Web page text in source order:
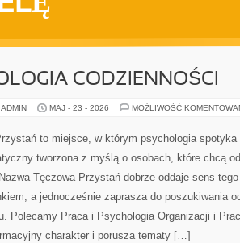
CODZIENNOŚCI
MAJ - 23 - 2026 MOŻLIWOŚĆ
to miejsce, w którym psychologia
tworzona z myślą o osobach, które chcą
Tęczowa Przystań dobrze oddaje sens
a jednocześnie zaprasza do poszukiwania
Polecamy Praca i Psychologia Organizacji i
charakter i porusza tematy […]